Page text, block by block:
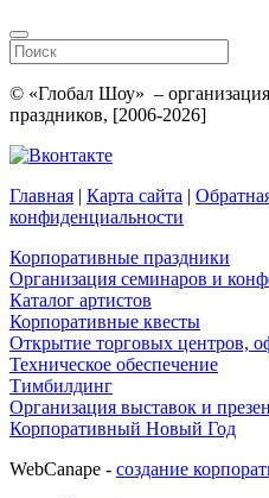
© «Глобал Шоу» –
праздников, [2006-2026]
Главная | Карта сайта |
конфиденциальности
Корпоративные праздники
Организация семинаров и
Каталог артистов
Корпоративные квесты
Открытие торговых центров,
Техническое обеспечение
Тимбилдинг
Организация выставок и
Корпоративный Новый Год
WebCanape - создание